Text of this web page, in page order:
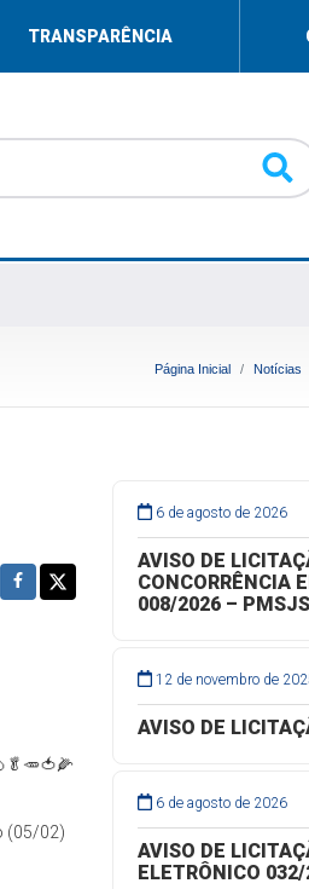
TRANSPARÊNCIA
Página Inicial Notícias
(05/02)
6 de agosto de 2026
AVISO DE
CONCORRÊNCIA
008/2026 – PMSJS
12 de novembro de
AVISO DE
6 de agosto de 2026
AVISO DE
ELETRÔNICO